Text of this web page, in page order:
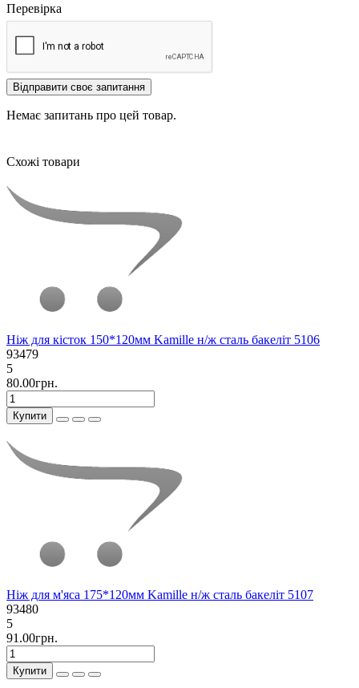
Перевірка
Відправити своє запитання
Немає запитань про цей товар.
Схожі товари
Ніж для кісток 150*120мм Kamille н/ж сталь бакеліт 5106
93479
5
80.00грн.
Купити
Ніж для м'яса 175*120мм Kamille н/ж сталь бакеліт 5107
93480
5
91.00грн.
Купити